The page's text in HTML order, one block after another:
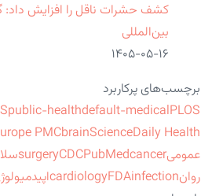
کشف حشرات ناقل را افزایش داد:
بین‌المللی
۱۴۰۵-۰۵-۱۶
برچسب‌های پرکاربرد
public-healthdefault-medicalPLOS
PMCbrainScienceDaily Health
عمومی
surgeryCDCPubMedcancer
روان
cardiologyFDAinfection